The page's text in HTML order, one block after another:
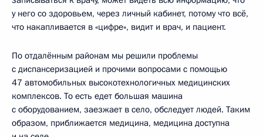
у него со здоровьем, через личный кабинет, потому что всё,
что накапливается в «цифре», видит и врач, и пациент.
По отдалённым районам мы решили проблемы
с диспансеризацией и прочими вопросами с помощью
47 автомобильных высокотехнологичных медицинских
комплексов. То есть едет большая машина
с оборудованием, заезжает в село, обследует людей. Таким
образом, приближается медицина, медицина доступна